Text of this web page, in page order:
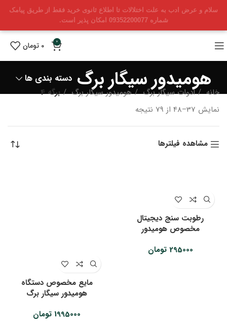
سلام و عرض ادب به علت اختلالات تا اطلاع ثانوی خرید فقط از طریق پیامک
شماره 09352200077 امکان پذیر است.
0
0 تومان
هومیدور سیگار برگدسته بندی ها
خانه ادوات سیگار برگ هومیدور سیگار برگ
برگه 4
نمایش 37–48 از 79 نتیجه
مشاهده فیلترها
رطوبت سنج دیجیتال
مخصوص هومیدور
295000 تومان
مایع مخصوص دستگاه
هومیدور سیگار برگ
1995000 تومان